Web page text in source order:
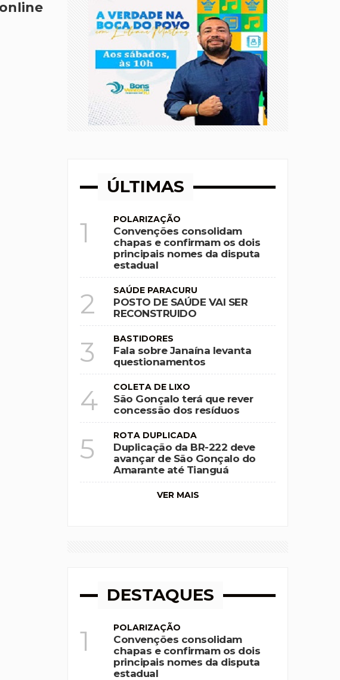
ÚLTIMAS
1 POLARIZAÇÃO
Convenções consolidam
chapas e confirmam os dois
principais nomes da disputa
estadual
2 SAÚDE PARACURU
POSTO DE SAÚDE VAI SER
RECONSTRUIDO
3 BASTIDORES
Fala sobre Janaína levanta
questionamentos
4 COLETA DE LIXO
São Gonçalo terá que rever
concessão dos resíduos
5 ROTA DUPLICADA
Duplicação da BR-222 deve
avançar de São Gonçalo do
Amarante até Tianguá
VER MAIS
DESTAQUES
1 POLARIZAÇÃO
Convenções consolidam
chapas e confirmam os dois
principais nomes da disputa
estadual